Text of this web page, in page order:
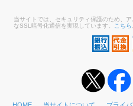
当サイトでは、セキュリティ保護のため、
なSSL暗号化通信を実現しています。
こちら